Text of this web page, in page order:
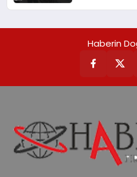
Haberin